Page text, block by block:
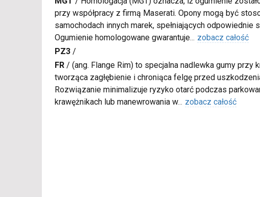
przy współpracy z firmą Maserati. Opony mogą być
samochodach innych marek, spełniających odpowiednie
Ogumienie homologowane gwarantuje... zobacz całość
PZ3 /
FR / (ang. Flange Rim) to specjalna nadlewka gumy przy
tworząca zagłębienie i chroniąca felgę przed
Rozwiązanie minimalizuje ryzyko otarć podczas
krawężnikach lub manewrowania w... zobacz całość